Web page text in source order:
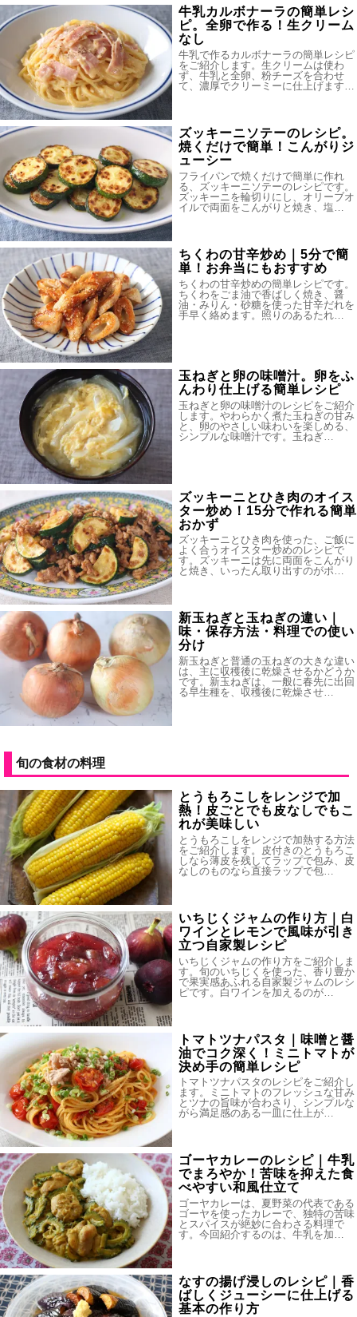
牛乳カルボナーラの簡単レシ
ピ。全卵で作る！生クリーム
なし
牛乳で作るカルボナーラの簡単レシピ
をご紹介します。生クリームは使わ
ず、牛乳と全卵、粉チーズを合わせ
て、濃厚でクリーミーに仕上げます…
ズッキーニソテーのレシピ。
焼くだけで簡単！こんがりジ
ューシー
フライパンで焼くだけで簡単に作れ
る、ズッキーニソテーのレシピです。
ズッキーニを輪切りにし、オリーブオ
イルで両面をこんがりと焼き、塩…
ちくわの甘辛炒め｜5分で簡
単！お弁当にもおすすめ
ちくわの甘辛炒めの簡単レシピです。
ちくわをごま油で香ばしく焼き、醤
油・みりん・砂糖を使った甘辛だれを
手早く絡めます。照りのあるたれ…
玉ねぎと卵の味噌汁。卵をふ
んわり仕上げる簡単レシピ
玉ねぎと卵の味噌汁のレシピをご紹介
します。やわらかく煮た玉ねぎの甘み
と、卵のやさしい味わいを楽しめる、
シンプルな味噌汁です。玉ねぎ…
ズッキーニとひき肉のオイス
ター炒め！15分で作れる簡単
おかず
ズッキーニとひき肉を使った、ご飯に
よく合うオイスター炒めのレシピで
す。ズッキーニは先に両面をこんがり
と焼き、いったん取り出すのがポ…
新玉ねぎと玉ねぎの違い｜
味・保存方法・料理での使い
分け
新玉ねぎと普通の玉ねぎの大きな違い
は、主に収穫後に乾燥させるかどうか
です。新玉ねぎは、一般に春先に出回
る早生種を、収穫後に乾燥させ…
旬の食材の料理
とうもろこしをレンジで加
熱！皮ごとでも皮なしでもこ
れが美味しい
とうもろこしをレンジで加熱する方法
をご紹介します。皮付きのとうもろこ
しなら薄皮を残してラップで包み、皮
なしのものなら直接ラップで包…
いちじくジャムの作り方｜白
ワインとレモンで風味が引き
立つ自家製レシピ
いちじくジャムの作り方をご紹介しま
す。旬のいちじくを使った、香り豊か
で果実感あふれる自家製ジャムのレシ
ピです。白ワインを加えるのが…
トマトツナパスタ｜味噌と醤
油でコク深く！ミニトマトが
決め手の簡単レシピ
トマトツナパスタのレシピをご紹介し
ます。ミニトマトのフレッシュな甘み
とツナの旨味が合わさり、シンプルな
がら満足感のある一皿に仕上が…
ゴーヤカレーのレシピ｜牛乳
でまろやか！苦味を抑えた食
べやすい和風仕立て
ゴーヤカレーは、夏野菜の代表である
ゴーヤを使ったカレーで、独特の苦味
とスパイスが絶妙に合わさる料理で
す。今回紹介するのは、牛乳を加…
なすの揚げ浸しのレシピ｜香
ばしくジューシーに仕上げる
基本の作り方